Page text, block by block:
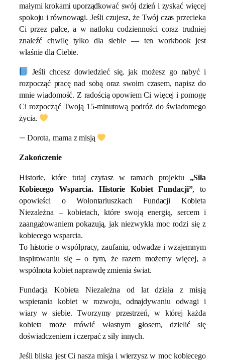
małymi krokami uporządkować swój dzień i zyskać więcej
spokoju i równowagi. Jeśli czujesz, że Twój czas przecieka
Ci przez palce, a w natłoku codzienności coraz trudniej
znaleźć chwilę tylko dla siebie — ten workbook jest
właśnie dla Ciebie.
Jeśli chcesz dowiedzieć się, jak możesz go nabyć i
rozpocząć pracę nad sobą oraz swoim czasem, napisz do
mnie wiadomość. Z radością opowiem Ci więcej i pomogę
Ci rozpocząć Twoją 15-minutową podróż do świadomego
życia.
— Dorota, mama z misją
Zakończenie
Historie, które tutaj czytasz w ramach projektu „Siła
Kobiecego Wsparcia. Historie Kobiet Fundacji”, to
opowieści o Wolontariuszkach Fundacji Kobieta
Niezależna – kobietach, które swoją energią, sercem i
zaangażowaniem pokazują, jak niezwykła moc rodzi się z
kobiecego wsparcia.
To historie o współpracy, zaufaniu, odwadze i wzajemnym
inspirowaniu się – o tym, że razem możemy więcej, a
wspólnota kobiet naprawdę zmienia świat.
Fundacja Kobieta Niezależna od lat działa z misją
wspierania kobiet w rozwoju, odnajdywaniu odwagi i
wiary w siebie. Tworzymy przestrzeń, w której każda
kobieta może mówić własnym głosem, dzielić się
doświadczeniem i czerpać z siły innych.
Jeśli bliska jest Ci nasza misja i wierzysz w moc kobiecego